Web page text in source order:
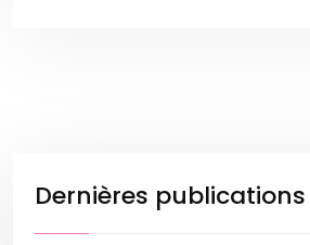
Dernières publications